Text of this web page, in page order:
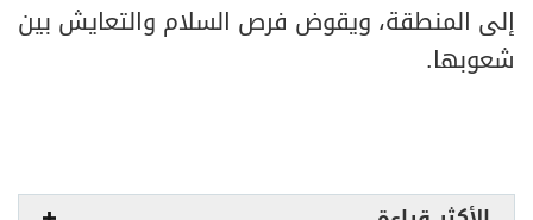
إلى المنطقة، ويقوض فرص السلام والتعايش بين
شعوبها.